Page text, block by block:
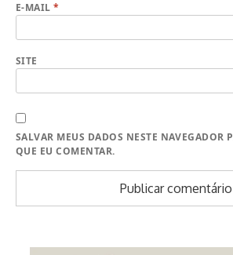
E-MAIL*
SITE
SALVAR MEUS DADOS NESTE NAVEGADOR
QUE EU COMENTAR.